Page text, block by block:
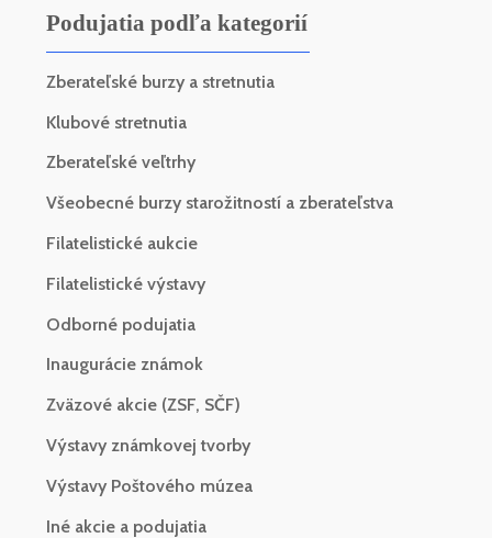
Podujatia podľa kategorií
Zberateľské burzy a stretnutia
Klubové stretnutia
Zberateľské veľtrhy
Všeobecné burzy starožitností a zberateľstva
Filatelistické aukcie
Filatelistické výstavy
Odborné podujatia
Inaugurácie známok
Zväzové akcie (ZSF, SČF)
Výstavy známkovej tvorby
Výstavy Poštového múzea
Iné akcie a podujatia